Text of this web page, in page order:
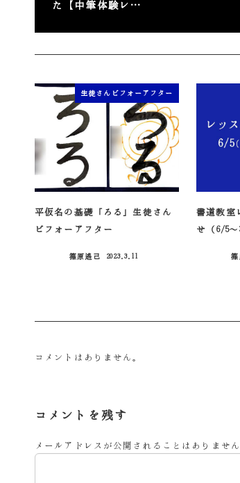
た【中筆体験レ…
生徒さんビフォーアフター
平仮名の基礎「ろる」生徒さん
ビフォーアフター
篠原遙己
2023.3.11
書道教室
せ（6/5～
篠
コメントはありません。
コメントを残す
メールアドレスが公開されることはありません